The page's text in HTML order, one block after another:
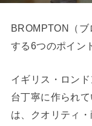
BROMPTON（
する6つのポイン
イギリス・ロン
台丁寧に作られ
は、クオリティ